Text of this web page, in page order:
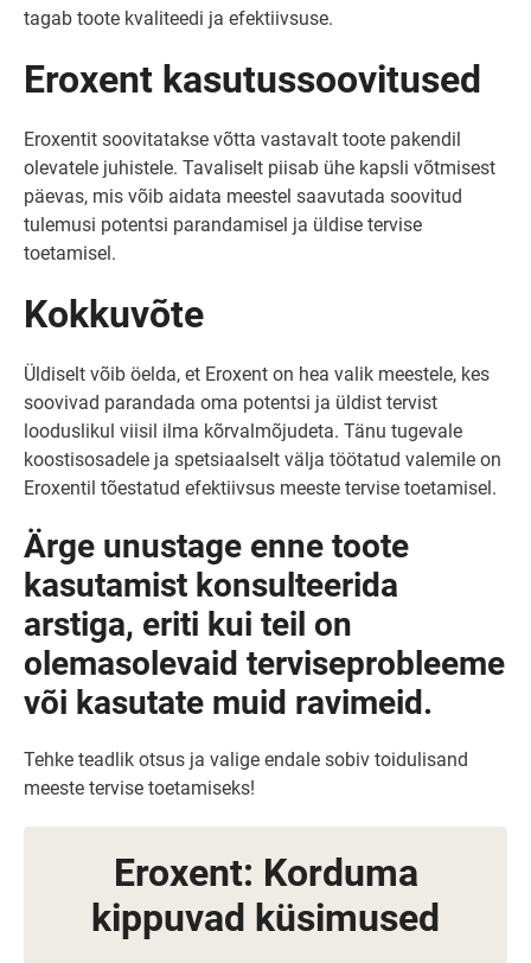
tagab toote kvaliteedi ja efektiivsuse.
Eroxent kasutussoovitused
Eroxentit soovitatakse võtta vastavalt toote pakendil
olevatele juhistele. Tavaliselt piisab ühe kapsli võtmisest
päevas, mis võib aidata meestel saavutada soovitud
tulemusi potentsi parandamisel ja üldise tervise
toetamisel.
Kokkuvõte
Üldiselt võib öelda, et Eroxent on hea valik meestele, kes
soovivad parandada oma potentsi ja üldist tervist
looduslikul viisil ilma kõrvalmõjudeta. Tänu tugevale
koostisosadele ja spetsiaalselt välja töötatud valemile on
Eroxentil tõestatud efektiivsus meeste tervise toetamisel.
Ärge unustage enne toote
kasutamist konsulteerida
arstiga, eriti kui teil on
olemasolevaid terviseprobleeme
või kasutate muid ravimeid.
Tehke teadlik otsus ja valige endale sobiv toidulisand
meeste tervise toetamiseks!
Eroxent: Korduma
kippuvad küsimused